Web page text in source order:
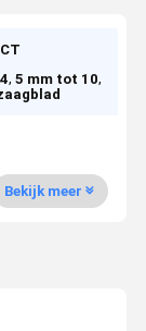
4,5 mm tot 10,
Bekijk meer